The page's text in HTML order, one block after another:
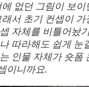
에 없던 그림이 보
래서 초기 컨셉이 가
자체를 비틀어놨
따라해도 쉽게 눈
인물 자체가 숏폼
이니까요.